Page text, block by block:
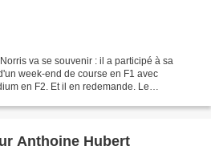
va se souvenir : il a participé à sa
week-end de course en F1 avec
en F2. Et il en redemande. Le
Anthoine Hubert